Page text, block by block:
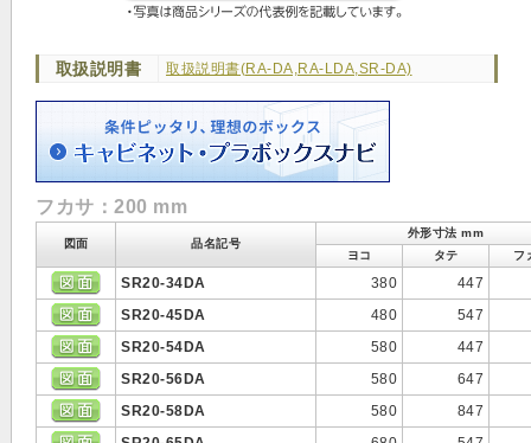
取扱説明書 取扱説明書(RA-DA,RA-LDA,SR-DA)
フカサ：200 mm
図面 品名記号
外形寸法 mm
ヨコ
タテ フ
SR20-34DA 380
447
SR20-45DA
480
547
SR20-54DA
580
447
SR20-56DA
580
647
SR20-58DA
580
847